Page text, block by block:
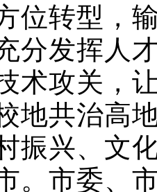
位转型，
分发挥人
术攻关，
地共治高
振兴、文
。市委、